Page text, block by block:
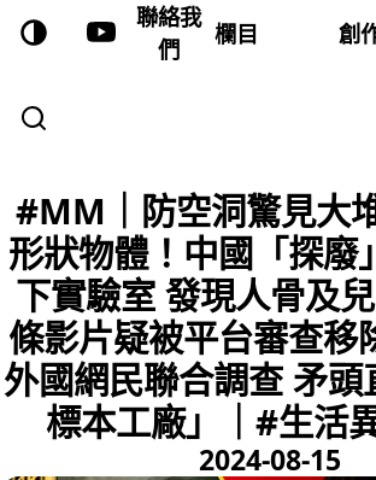
聯絡我
們
欄目 創
#MM｜防空洞驚見大
形狀物體！中國「探廢
下實驗室 發現人骨及
條影片疑被平台審查移
外國網民聯合調查 矛頭
標本工廠」｜#生活
2024-08-15